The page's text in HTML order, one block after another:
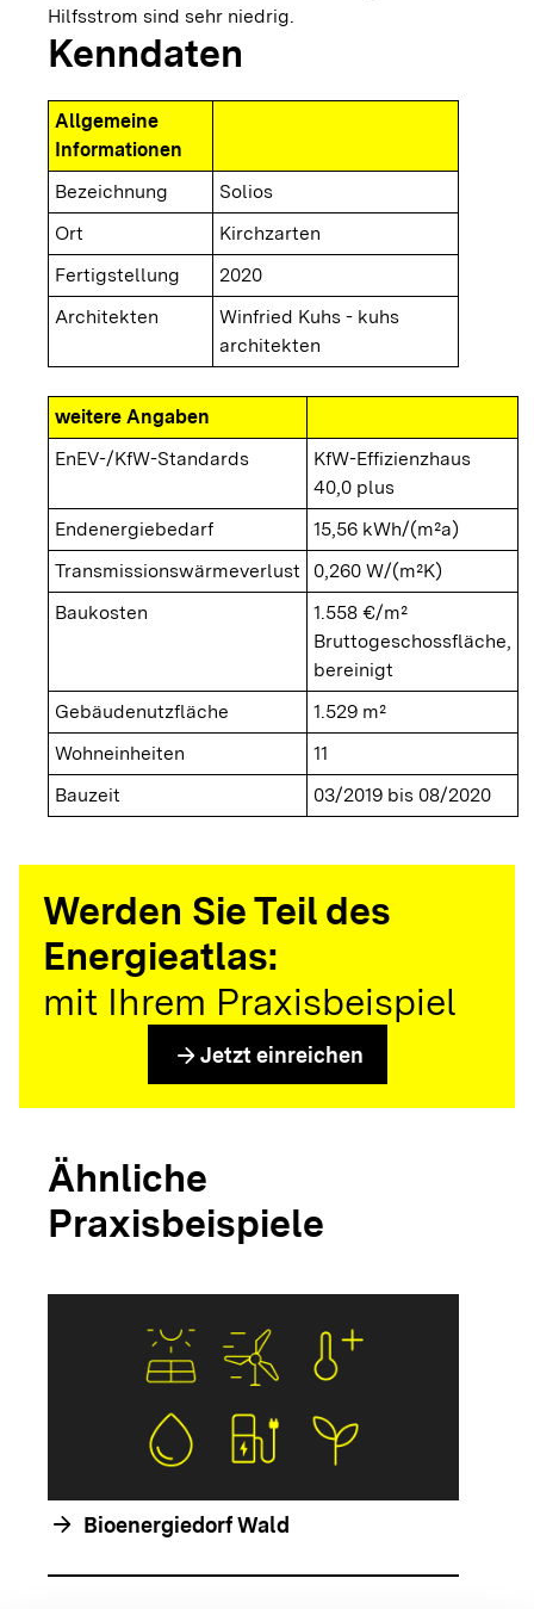
Hilfsstrom sind sehr niedrig.
Kenndaten
Allgemeine
Informationen
Bezeichnung
Solios
Ort
Kirchzarten
Fertigstellung
2020
Architekten
Winfried Kuhs - kuhs
architekten
weitere Angaben
EnEV-/KfW-Standards
KfW-Effizienzhaus
40,0 plus
Endenergiebedarf
15,56 kWh/(m²a)
Transmissionswärmeverlust
0,260 W/(m²K)
Baukosten
1.558 €/m²
Bruttogeschossfläche,
bereinigt
Gebäudenutzfläche
1.529 m²
Wohneinheiten
11
Bauzeit
03/2019 bis 08/2020
Werden Sie Teil des
Energieatlas:
mit Ihrem Praxisbeispiel
arrow_forward Jetzt einreichen
Ähnliche
Praxisbeispiele
arrow_forward Bioenergiedorf Wald